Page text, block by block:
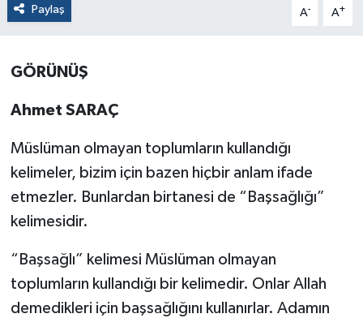
Paylaş A- A+
GÖRÜNÜŞ
Ahmet SARAÇ
Müslüman olmayan toplumların kullandığı
kelimeler, bizim için bazen hiçbir anlam ifade
etmezler. Bunlardan birtanesi de “Başsağlığı”
kelimesidir.
“Başsağlı” kelimesi Müslüman olmayan
toplumların kullandığı bir kelimedir. Onlar Allah
demedikleri için başsağlığını kullanırlar. Adamın